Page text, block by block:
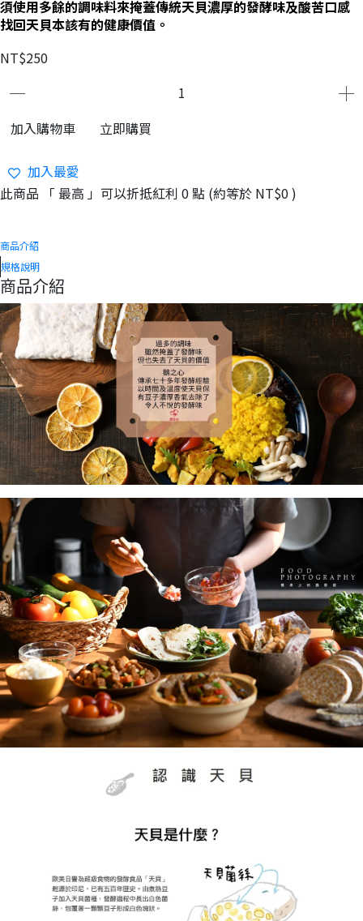
須使用多餘的調味料來掩蓋傳統天貝濃厚的發酵味及酸苦口感
找回天貝本該有的健康價值。
NT$250
加入購物車 立即購買
加入最愛
此商品 「 最高 」可以折抵紅利 0點 (約等於 NT$0)
商品介紹
規格說明
商品介紹